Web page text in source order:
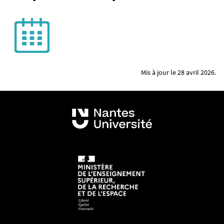
Mis à jour le 28 avril 2026.